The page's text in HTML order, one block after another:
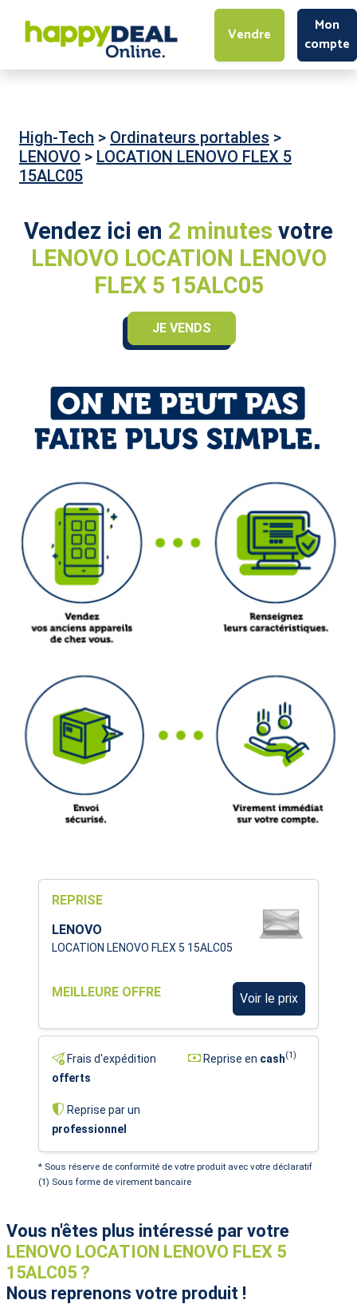
Vendre
Mon
compte
High-Tech > Ordinateurs portables >
LENOVO > LOCATION LENOVO FLEX 5
15ALC05
Vendez ici en 2 minutes votre
LENOVO LOCATION LENOVO
FLEX 5 15ALC05
JE VENDS
REPRISE
LENOVO
LOCATION LENOVO FLEX 5 15ALC05
MEILLEURE OFFRE Voir le prix
Frais d'expédition
offerts
Reprise en cash(1)
Reprise par un
professionnel
* Sous réserve de conformité de votre produit avec votre déclaratif
(1) Sous forme de virement bancaire
Vous n'êtes plus intéressé par votre
LENOVO LOCATION LENOVO FLEX 5
15ALC05 ?
Nous reprenons votre produit !